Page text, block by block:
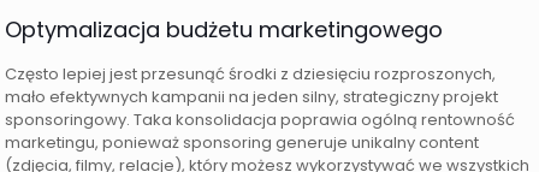
Optymalizacja budżetu marketingowego
Często lepiej jest przesunąć środki z dziesięciu rozproszonych,
mało efektywnych kampanii na jeden silny, strategiczny projekt
sponsoringowy. Taka konsolidacja poprawia ogólną rentowność
marketingu, ponieważ sponsoring generuje unikalny content
(zdjęcia, filmy, relacje), który możesz wykorzystywać we wszystkich